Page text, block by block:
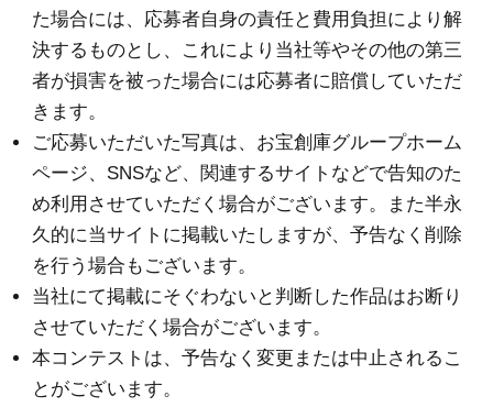
た場合には、応募者自身の責任と費用負担により解
決するものとし、これにより当社等やその他の第三
者が損害を被った場合には応募者に賠償していただ
きます。
ご応募いただいた写真は、お宝創庫グループホーム
ページ、SNSなど、関連するサイトなどで告知のた
め利用させていただく場合がございます。また半永
久的に当サイトに掲載いたしますが、予告なく削除
を行う場合もございます。
当社にて掲載にそぐわないと判断した作品はお断り
させていただく場合がございます。
本コンテストは、予告なく変更または中止されるこ
とがございます。